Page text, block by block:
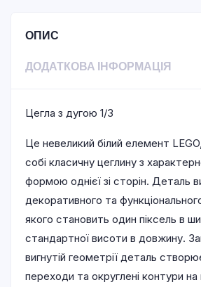
ОПИС
ДОДАТКОВА ІНФОРМАЦІЯ
Цегла з дугою 1/3
Це невеликий білий елемент
собі класичну цеглину з
формою однієї зі сторін. Деталь
декоративного та
якого становить один піксель в
стандартної висоти в довжину.
вигнутій геометрії деталь
переходи та округлені контури